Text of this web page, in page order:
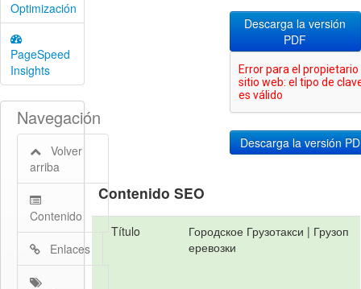
Optimización
PageSpeed
Insights
Navegación
Volver
arriba
Contenido
Enlaces
Descarga la versión
PDF
Contenido SEO
Título
Городское Грузотакси | Грузоп
еревозки